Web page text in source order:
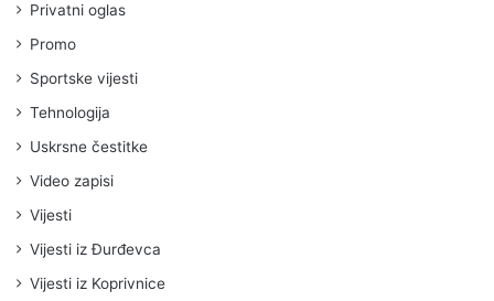
Privatni oglas
Promo
Sportske vijesti
Tehnologija
Uskrsne čestitke
Video zapisi
Vijesti
Vijesti iz Đurđevca
Vijesti iz Koprivnice